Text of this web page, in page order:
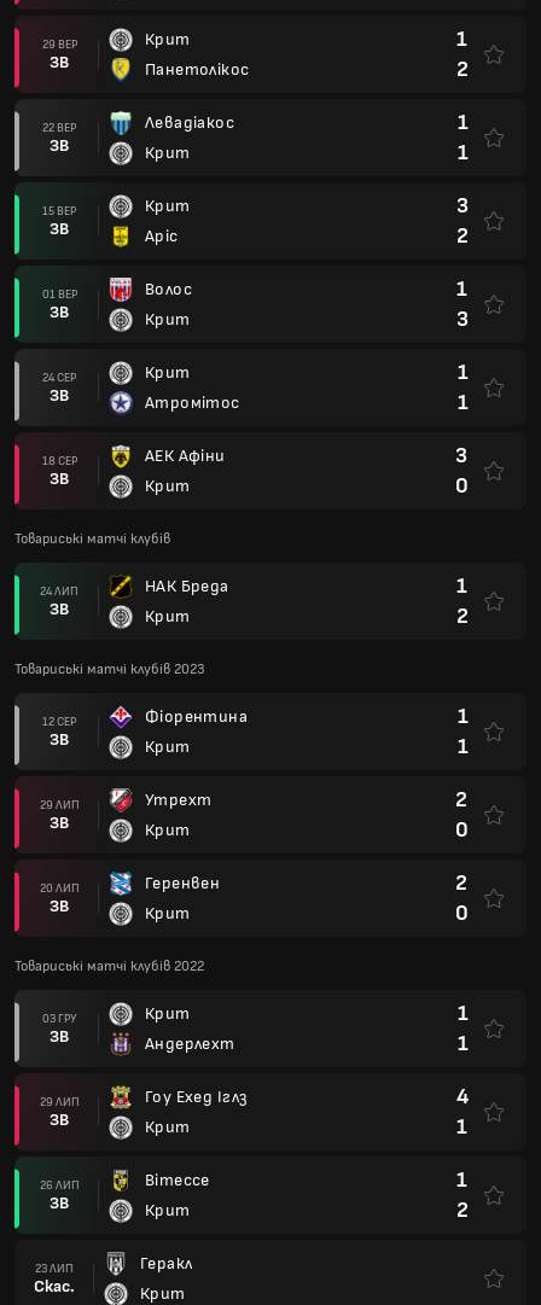
29 ВЕР
ЗВ
Крит
Панетолікос
1
2
22 ВЕР
ЗВ
Левадіакос
Крит
1
1
15 ВЕР
ЗВ
Крит
Аріс
3
2
01 ВЕР
ЗВ
Волос
Крит
1
3
24 СЕР
ЗВ
Крит
Атромітос
1
1
18 СЕР
ЗВ
АЕК Афіни
Крит
3
0
Товариські матчі клубів
24 ЛИП
ЗВ
НАК Бреда
Крит
1
2
Товариські матчі клубів 2023
12 СЕР
ЗВ
Фіорентина
Крит
1
1
29 ЛИП
ЗВ
Утрехт
Крит
2
0
20 ЛИП
ЗВ
Геренвен
Крит
2
0
Товариські матчі клубів 2022
03 ГРУ
ЗВ
Крит
Андерлехт
1
1
29 ЛИП
ЗВ
Гоу Ехед Іглз
Крит
4
1
26 ЛИП
ЗВ
Вітессе
Крит
1
2
23 ЛИП
Скас.
Геракл
Крит